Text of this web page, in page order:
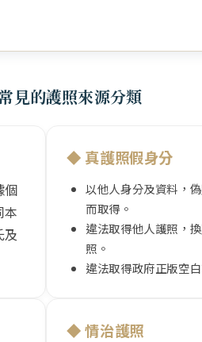
見的護照來源分類
個
本
及
◆ 真護照假身分
以他人身分及資料，
而取得。
違法取得他人護照，
照。
違法取得政府正版空
◆ 情治護照
單送出成功！